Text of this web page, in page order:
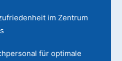
im Zentrum
für optimale